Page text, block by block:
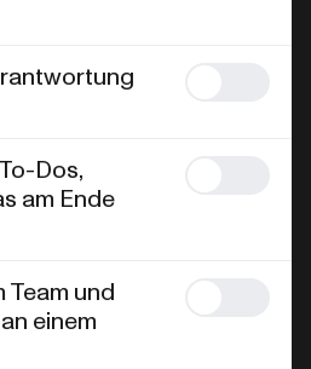
Dos,
am Ende
Team und
einem